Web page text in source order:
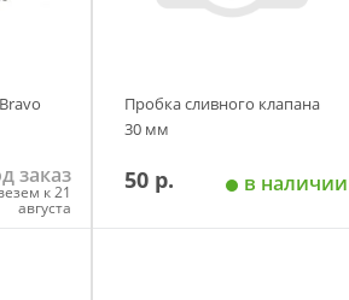
заказ
к 21
августа
Пробка сливного клапана
30 мм
50 р. в наличии